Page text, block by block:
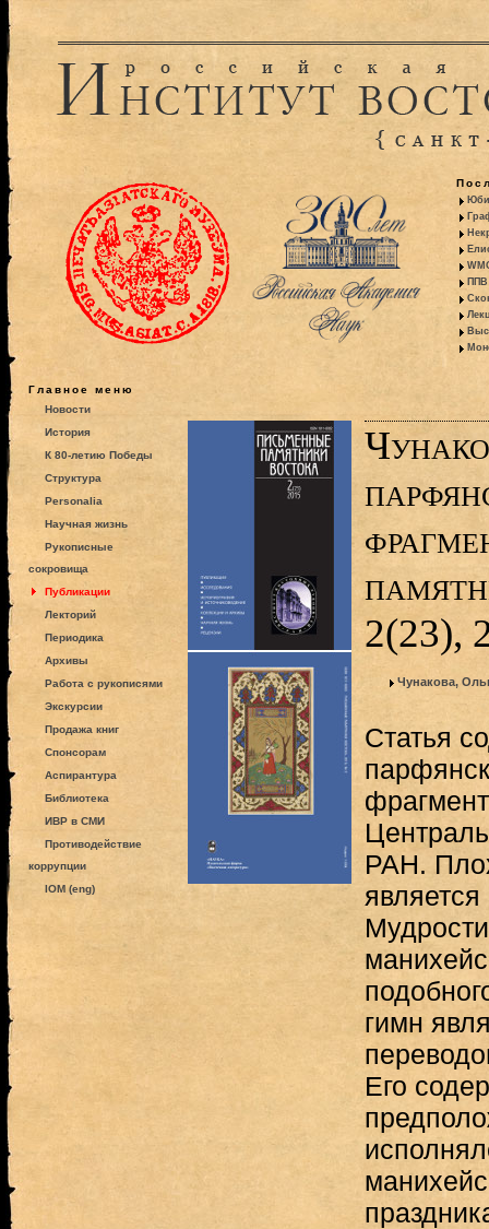
ППВ
Главное меню
Новости
История
К 80-летию Победы
Структура
Personalia
Научная жизнь
Рукописные
сокровища
Публикации
Лекторий
Периодика
Архивы
Работа с рукописями
Экскурсии
Продажа книг
Спонсорам
Аспирантура
Библиотека
ИВР в СМИ
Противодействие
коррупции
IOM (eng)
2(23),
Чунакова,
Статья
РАН.
гимн
Его